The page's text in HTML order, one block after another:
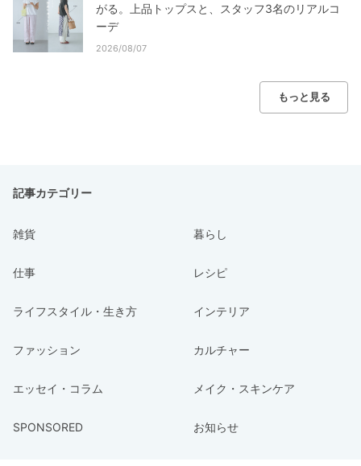
がる。上品トップスと、スタッフ3名のリアルコ
ーデ
2026/08/07
もっと見る
記事カテゴリー
雑貨 暮らし
仕事 レシピ
ライフスタイル・生き方 インテリア
ファッション カルチャー
エッセイ・コラム メイク・スキンケア
SPONSORED お知らせ